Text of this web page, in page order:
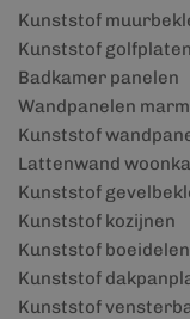
Kunststof
Kunststof golfplaten
Badkamer panelen
Wandpanelen
Kunststof
Lattenwand
Kunststof
Kunststof kozijnen
Kunststof boeidelen
Kunststof
Kunststof